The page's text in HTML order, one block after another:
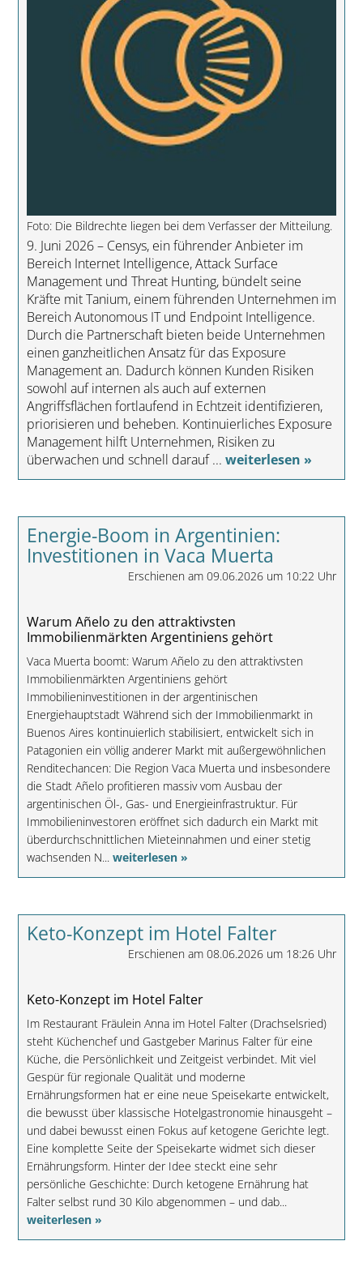
Foto: Die Bildrechte liegen bei dem Verfasser der Mitteilung.
9. Juni 2026 – Censys, ein führender Anbieter im
Bereich Internet Intelligence, Attack Surface
Management und Threat Hunting, bündelt seine
Kräfte mit Tanium, einem führenden Unternehmen im
Bereich Autonomous IT und Endpoint Intelligence.
Durch die Partnerschaft bieten beide Unternehmen
einen ganzheitlichen Ansatz für das Exposure
Management an. Dadurch können Kunden Risiken
sowohl auf internen als auch auf externen
Angriffsflächen fortlaufend in Echtzeit identifizieren,
priorisieren und beheben. Kontinuierliches Exposure
Management hilft Unternehmen, Risiken zu
überwachen und schnell darauf ... weiterlesen »
Energie-Boom in Argentinien:
Investitionen in Vaca Muerta
Erschienen am 09.06.2026 um 10:22 Uhr
Warum Añelo zu den attraktivsten
Immobilienmärkten Argentiniens gehört
Vaca Muerta boomt: Warum Añelo zu den attraktivsten
Immobilienmärkten Argentiniens gehört
Immobilieninvestitionen in der argentinischen
Energiehauptstadt Während sich der Immobilienmarkt in
Buenos Aires kontinuierlich stabilisiert, entwickelt sich in
Patagonien ein völlig anderer Markt mit außergewöhnlichen
Renditechancen: Die Region Vaca Muerta und insbesondere
die Stadt Añelo profitieren massiv vom Ausbau der
argentinischen Öl-, Gas- und Energieinfrastruktur. Für
Immobilieninvestoren eröffnet sich dadurch ein Markt mit
überdurchschnittlichen Mieteinnahmen und einer stetig
wachsenden N... weiterlesen »
Keto-Konzept im Hotel Falter
Erschienen am 08.06.2026 um 18:26 Uhr
Keto-Konzept im Hotel Falter
Im Restaurant Fräulein Anna im Hotel Falter (Drachselsried)
steht Küchenchef und Gastgeber Marinus Falter für eine
Küche, die Persönlichkeit und Zeitgeist verbindet. Mit viel
Gespür für regionale Qualität und moderne
Ernährungsformen hat er eine neue Speisekarte entwickelt,
die bewusst über klassische Hotelgastronomie hinausgeht –
und dabei bewusst einen Fokus auf ketogene Gerichte legt.
Eine komplette Seite der Speisekarte widmet sich dieser
Ernährungsform. Hinter der Idee steckt eine sehr
persönliche Geschichte: Durch ketogene Ernährung hat
Falter selbst rund 30 Kilo abgenommen – und dab...
weiterlesen »